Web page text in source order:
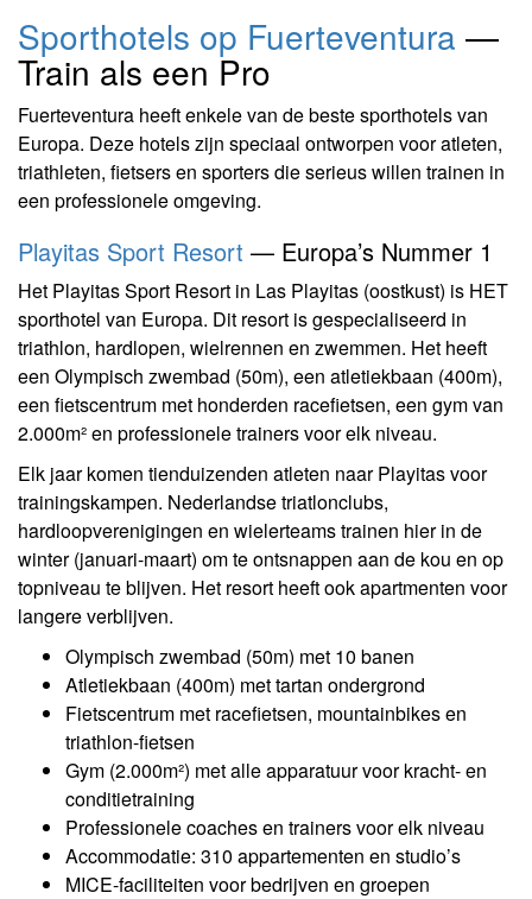
Sporthotels op Fuerteventura —
Train als een Pro
Fuerteventura heeft enkele van de beste sporthotels van
Europa. Deze hotels zijn speciaal ontworpen voor atleten,
triathleten, fietsers en sporters die serieus willen trainen in
een professionele omgeving.
Playitas Sport Resort — Europa’s Nummer 1
Het Playitas Sport Resort in Las Playitas (oostkust) is HET
sporthotel van Europa. Dit resort is gespecialiseerd in
triathlon, hardlopen, wielrennen en zwemmen. Het heeft
een Olympisch zwembad (50m), een atletiekbaan (400m),
een fietscentrum met honderden racefietsen, een gym van
2.000m² en professionele trainers voor elk niveau.
Elk jaar komen tienduizenden atleten naar Playitas voor
trainingskampen. Nederlandse triatlonclubs,
hardloopverenigingen en wielerteams trainen hier in de
winter (januari-maart) om te ontsnappen aan de kou en op
topniveau te blijven. Het resort heeft ook apartmenten voor
langere verblijven.
Olympisch zwembad (50m) met 10 banen
Atletiekbaan (400m) met tartan ondergrond
Fietscentrum met racefietsen, mountainbikes en
triathlon-fietsen
Gym (2.000m²) met alle apparatuur voor kracht- en
conditietraining
Professionele coaches en trainers voor elk niveau
Accommodatie: 310 appartementen en studio’s
MICE-faciliteiten voor bedrijven en groepen